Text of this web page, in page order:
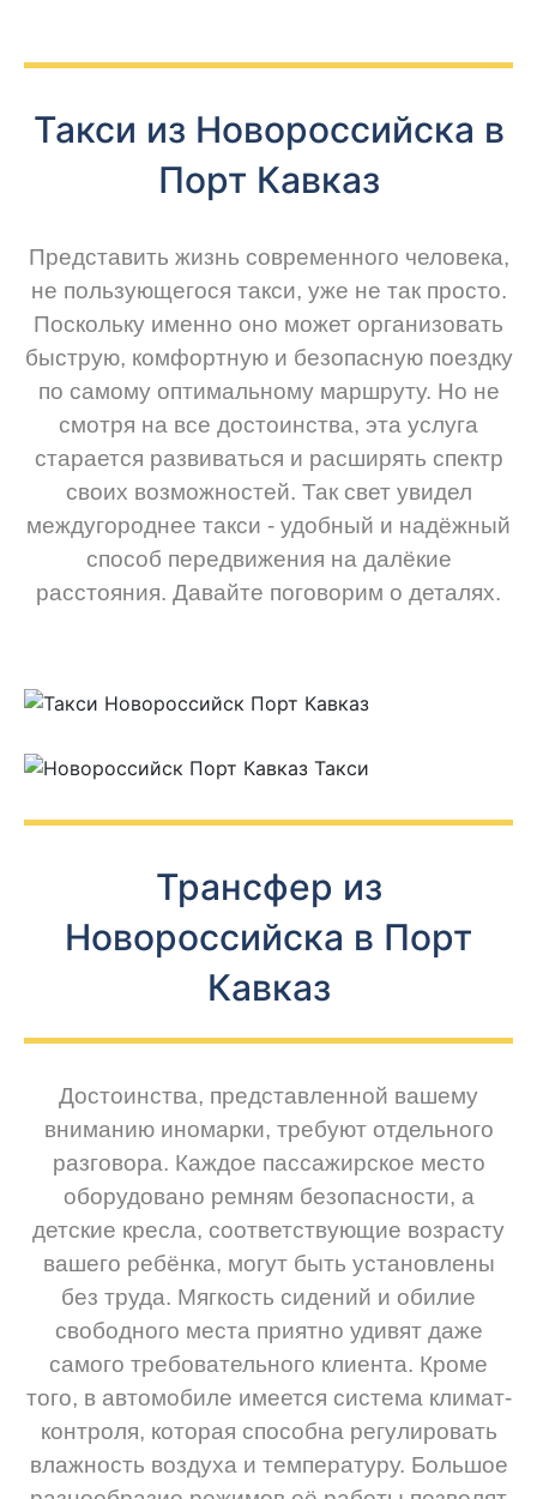
Такси из Новороссийска в
Порт Кавказ
Представить жизнь современного человека,
не пользующегося такси, уже не так просто.
Поскольку именно оно может организовать
быструю, комфортную и безопасную поездку
по самому оптимальному маршруту. Но не
смотря на все достоинства, эта услуга
старается развиваться и расширять спектр
своих возможностей. Так свет увидел
междугороднее такси - удобный и надёжный
способ передвижения на далёкие
расстояния. Давайте поговорим о деталях.
Трансфер из
Новороссийска в Порт
Кавказ
Достоинства, представленной вашему
вниманию иномарки, требуют отдельного
разговора. Каждое пассажирское место
оборудовано ремням безопасности, а
детские кресла, соответствующие возрасту
вашего ребёнка, могут быть установлены
без труда. Мягкость сидений и обилие
свободного места приятно удивят даже
самого требовательного клиента. Кроме
того, в автомобиле имеется система климат-
контроля, которая способна регулировать
влажность воздуха и температуру. Большое